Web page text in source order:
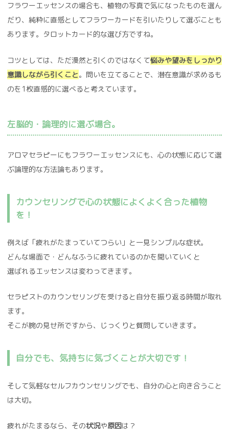
フラワーエッセンスの場合も、植物の写真で気になったものを選ん
だり、純粋に直感としてフラワーカードを引いたりして選ぶことも
あります。タロットカード的な選び方ですね。
コツとしては、ただ漫然と引くのではなくて悩みや望みをしっかり
意識しながら引くこと。問いを立てることで、潜在意識が求めるも
のを1枚直感的に選べると考えています。
左脳的・論理的に選ぶ場合。
アロマセラピーにもフラワーエッセンスにも、心の状態に応じて選
ぶ論理的な方法論もあります。
カウンセリングで心の状態によくよく合った植物
を！
例えば「疲れがたまっていてつらい」と一見シンプルな症状。
どんな場面で・どんなふうに疲れているのかを聞いていくと
選ばれるエッセンスは変わってきます。
セラピストのカウンセリングを受けると自分を振り返る時間が取れ
ます。
そこが腕の見せ所ですから、じっくりと質問していきます。
自分でも、気持ちに気づくことが大切です！
そして気軽なセルフカウンセリングでも、自分の心と向き合うこと
は大切。
疲れがたまるなら、その状況や原因は？